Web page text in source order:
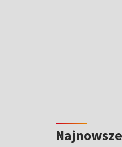
Najnowsze